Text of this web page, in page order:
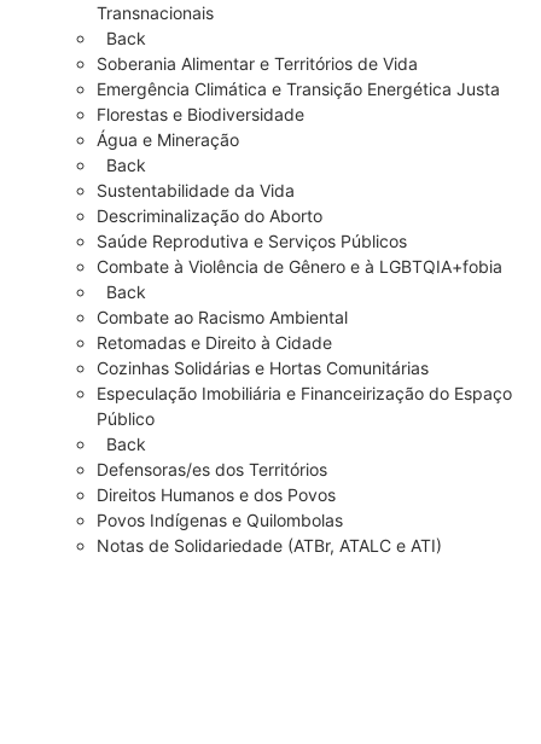
Transnacionais
Back
Soberania Alimentar e Territórios de Vida
Emergência Climática e Transição Energética Justa
Florestas e Biodiversidade
Água e Mineração
Back
Sustentabilidade da Vida
Descriminalização do Aborto
Saúde Reprodutiva e Serviços Públicos
Combate à Violência de Gênero e à LGBTQIA+fobia
Back
Combate ao Racismo Ambiental
Retomadas e Direito à Cidade
Cozinhas Solidárias e Hortas Comunitárias
Especulação Imobiliária e Financeirização do Espaço
Público
Back
Defensoras/es dos Territórios
Direitos Humanos e dos Povos
Povos Indígenas e Quilombolas
Notas de Solidariedade (ATBr, ATALC e ATI)